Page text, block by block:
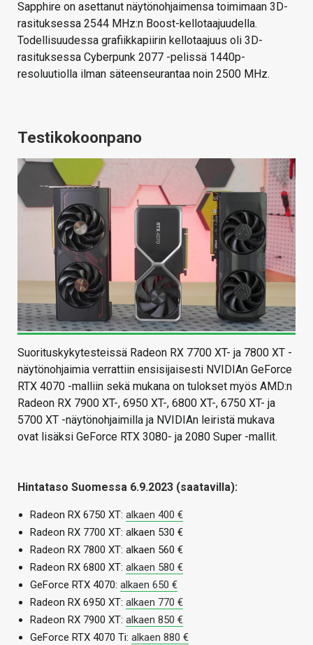
Sapphire on asettanut näytönohjaimensa toimimaan 3D-
rasituksessa 2544 MHz:n Boost-kellotaajuudella.
Todellisuudessa grafiikkapiirin kellotaajuus oli 3D-
rasituksessa Cyberpunk 2077 -pelissä 1440p-
resoluutiolla ilman säteenseurantaa noin 2500 MHz.
Testikokoonpano
Suorituskykytesteissä Radeon RX 7700 XT- ja 7800 XT -
näytönohjaimia verrattiin ensisijaisesti NVIDIAn GeForce
RTX 4070 -malliin sekä mukana on tulokset myös AMD:n
Radeon RX 7900 XT-, 6950 XT-, 6800 XT-, 6750 XT- ja
5700 XT -näytönohjaimilla ja NVIDIAn leiristä mukava
ovat lisäksi GeForce RTX 3080- ja 2080 Super -mallit.
Hintataso Suomessa 6.9.2023 (saatavilla):
Radeon RX 6750 XT: alkaen 400 €
Radeon RX 7700 XT: alkaen 530 €
Radeon RX 7800 XT: alkaen 560 €
Radeon RX 6800 XT: alkaen 580 €
GeForce RTX 4070: alkaen 650 €
Radeon RX 6950 XT: alkaen 770 €
Radeon RX 7900 XT: alkaen 850 €
GeForce RTX 4070 Ti: alkaen 880 €